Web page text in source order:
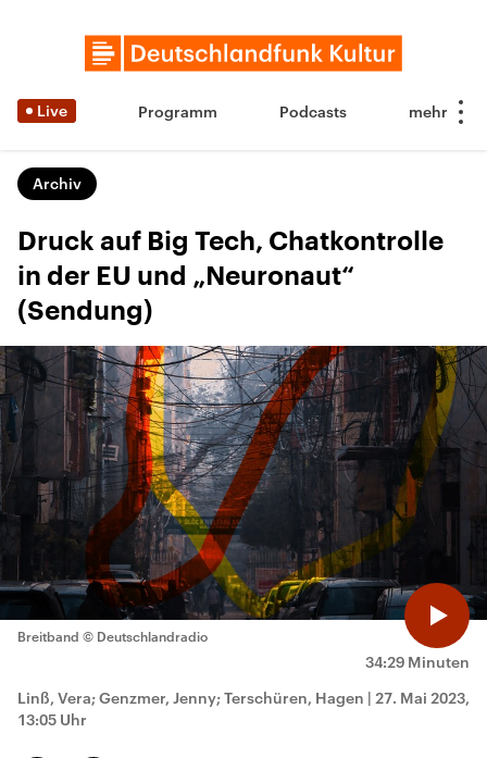
Live Programm Podcasts
Archiv
Druck auf Big Tech, Chatkontrolle
in der EU und „Neuronaut“
(Sendung)
34:29 Minuten
Breitband © Deutschlandradio
Linß, Vera; Genzmer, Jenny; Terschüren, Hagen | 27. Mai 2023,
13:05 Uhr